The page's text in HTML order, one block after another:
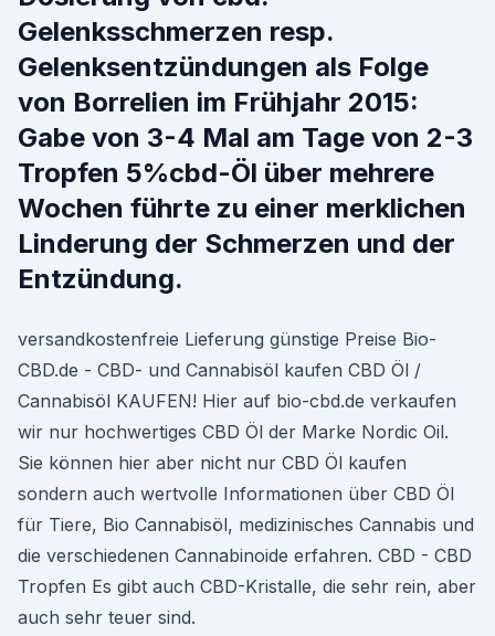
Gelenksschmerzen resp.
Gelenksentzündungen als Folge
von Borrelien im Frühjahr 2015:
Gabe von 3-4 Mal am Tage von 2-3
Tropfen 5%cbd-Öl über mehrere
Wochen führte zu einer merklichen
Linderung der Schmerzen und der
Entzündung.
versandkostenfreie Lieferung günstige Preise Bio-
CBD.de - CBD- und Cannabisöl kaufen CBD Öl /
Cannabisöl KAUFEN! Hier auf bio-cbd.de verkaufen
wir nur hochwertiges CBD Öl der Marke Nordic Oil.
Sie können hier aber nicht nur CBD Öl kaufen
sondern auch wertvolle Informationen über CBD Öl
für Tiere, Bio Cannabisöl, medizinisches Cannabis und
die verschiedenen Cannabinoide erfahren. CBD - CBD
Tropfen Es gibt auch CBD-Kristalle, die sehr rein, aber
auch sehr teuer sind.